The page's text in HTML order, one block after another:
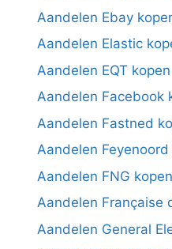
Aandelen Ebay
Aandelen Elastic
Aandelen EQT kopen
Aandelen Facebook
Aandelen Fastned
Aandelen Feyenoord
Aandelen FNG kopen
Aandelen Française
Aandelen General